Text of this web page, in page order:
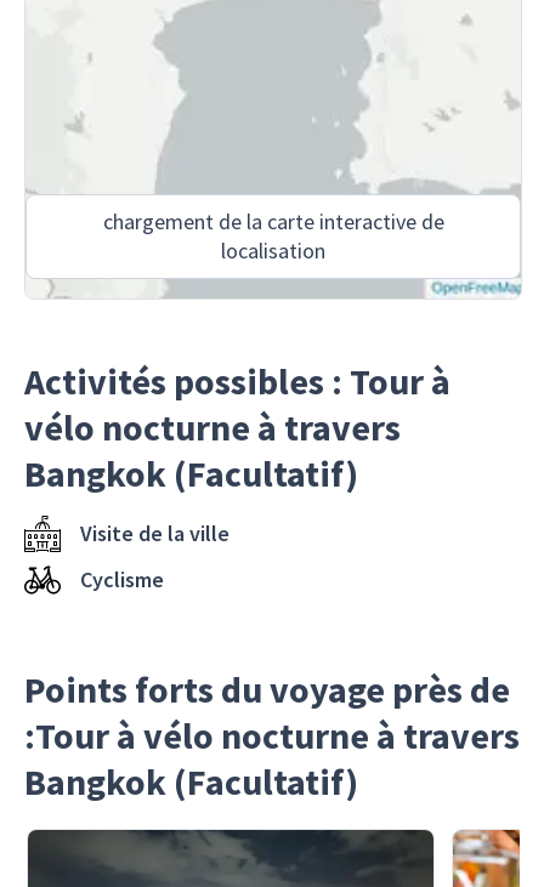
chargement de la carte interactive de
localisation
Activités possibles : Tour à
vélo nocturne à travers
Bangkok (Facultatif)
Visite de la ville
Cyclisme
Points forts du voyage près de
:Tour à vélo nocturne à travers
Bangkok (Facultatif)